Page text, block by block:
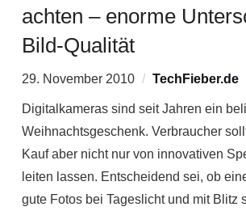
achten – enorme
Bild-Qualität
29. November 2010 TechFieber.de
Digitalkameras sind seit Jahren ein
Weihnachtsgeschenk. Verbraucher
Kauf aber nicht nur von innovativen
leiten lassen. Entscheidend sei, ob
gute Fotos bei Tageslicht und mit Blitz